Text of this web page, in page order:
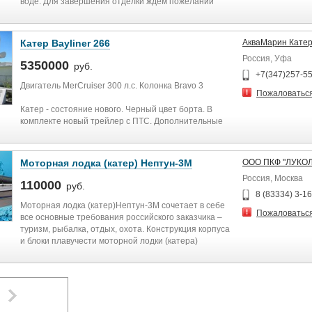
Масса оборудованного корпуса, кг 115
Дополнительно предлагается портовая тележка для
Надев фуражку и тельняшку, вы Кайфанёте не на
шутку!
Ширина 2.5 м
Осадка 0.45 м
Материал корпуса сталь
тел. 8-913-985-57-18 или 8-905-954-58-27
Катер Bayliner 266
5350000 руб.
Двигатель MerCruiser 300 л.с. Колонка Bravo 3
Катер - состояние нового. Черный цвет борта. В
комплекте новый трейлер с ПТС. Дополнительные
телевизор, конверсия 220 В, лебедка, якорь-плуг
прожектор, защита киля, транец под доп. мотор,
необрастайка, кранцы.
Полная комплектация. Срочная продажа. Лодка в
идеальном состоянии.
АкваМарин
Россия, Уфа
+7(347)257-
Моторная лодка (катер) Нептун-3М
110000 руб.
Моторная лодка (катер)Нептун-3М сочетает в себе
все основные требования российского заказчика –
туризм, рыбалка, отдых, охота. Конструкция корпуса
и блоки плавучести моторной лодки (катера)
вашу безопасность. В комплектацию входят два
тента - транспортировочный и стояночный. Прочный
ООО ПКФ
Россия, Москва
8 (83334) 3-